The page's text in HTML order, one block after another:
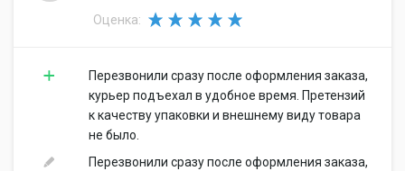
Оценка:
Перезвонили сразу после оформления заказа,
курьер подъехал в удобное время. Претензий
к качеству упаковки и внешнему виду товара
не было.
Перезвонили сразу после оформления заказа,